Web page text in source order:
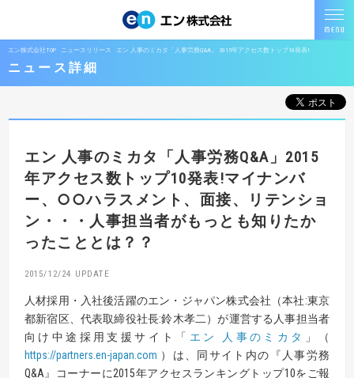
エン株式会社TOP ニュースリリース エン 人事のミカタ「人事労務Q&A」 2015年アクセス数トップ10発表!
ニュース詳細
エン 人事のミカタ「人事労務Q&A」 2015
年アクセス数トップ10発表!マイナンバ
ー、○○ハラスメント、面接、リテンショ
ン・・・ 人事担当者がもっとも知りたか
ったこととは？？
2015/12/24
人材採用・入社後活躍のエン・ジャパン株式会社（本社:東京
都新宿区、代表取締役社長:鈴木孝二）が運営する人事担当者
向け中途採用支援サイト「 エン 人事のミカタ
」（
https://partners.en-japan.com ）は、同サイト内の『人事労務
Q&A』コーナーに2015年アクセスランキングトップ10をご報